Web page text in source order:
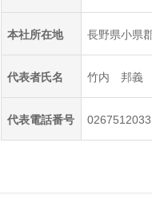
本社所在地 長野県小県
代表者氏名 竹内 邦義
代表電話番号 0267512033